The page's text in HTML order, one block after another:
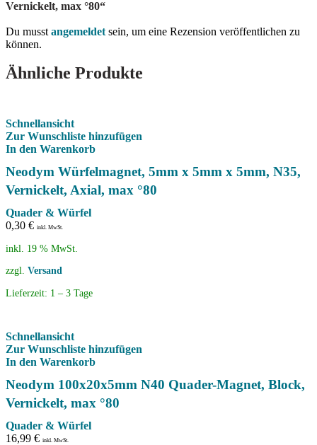
Vernickelt, max °80“
Du musst angemeldet sein, um eine Rezension veröffentlichen zu
können.
Ähnliche Produkte
Schnellansicht
Zur Wunschliste hinzufügen
In den Warenkorb
Neodym Würfelmagnet, 5mm x 5mm x 5mm, N35,
Vernickelt, Axial, max °80
Quader & Würfel
0,30 € inkl. MwSt.
inkl. 19 % MwSt.
zzgl. Versand
Lieferzeit: 1 – 3 Tage
Schnellansicht
Zur Wunschliste hinzufügen
In den Warenkorb
Neodym 100x20x5mm N40 Quader-Magnet, Block,
Vernickelt, max °80
Quader & Würfel
16,99 € inkl. MwSt.